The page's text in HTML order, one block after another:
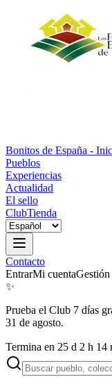
Bonitos de España -
Pueblos
Experiencias
Actualidad
El sello
ClubTienda
Contacto
EntrarMi cuentaGestión
✨
Prueba el Club 7 días
31 de agosto.
Termina en 25 d 2 h 14